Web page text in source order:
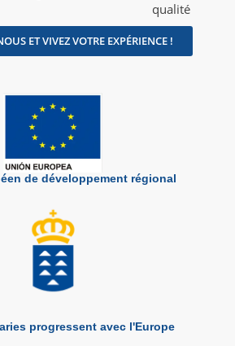
qualité
ET VIVEZ VOTRE EXPÉRIENCE !
de développement régional
progressent avec l'Europe